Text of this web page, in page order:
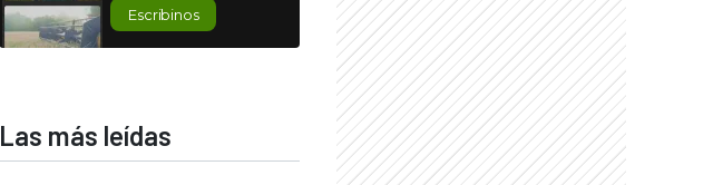
Escribinos
Las más leídas